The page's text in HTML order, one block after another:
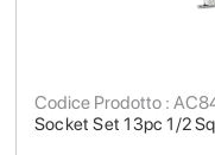
Socket Set 13pc 1/2
Codice Prodotto :